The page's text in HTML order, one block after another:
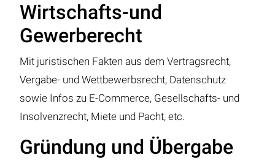
Wirtschafts-und
Gewerberecht
Mit juristischen Fakten aus dem Vertragsrecht,
Vergabe- und Wettbewerbsrecht, Datenschutz
sowie Infos zu E-Commerce, Gesellschafts- und
Insolvenzrecht, Miete und Pacht, etc.
Gründung und Übergabe